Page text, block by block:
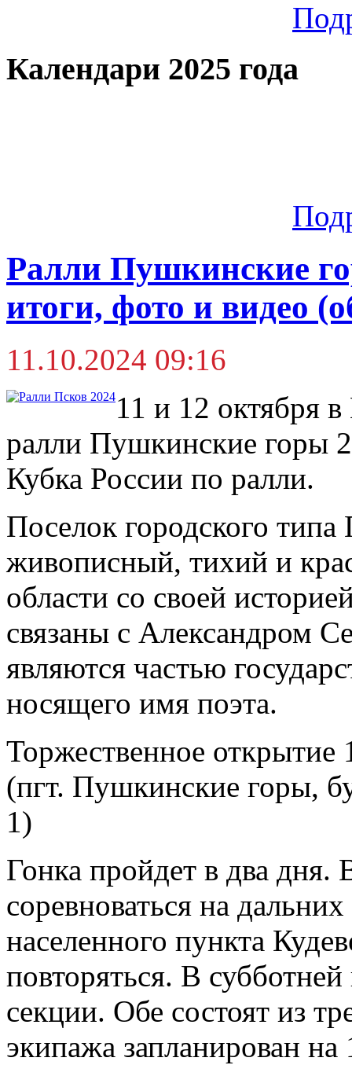
Календари 2025 года
Ралли Пушкинские
итоги, фото и видео
11.10.2024 09:16
11 и 12 октября
ралли Пушкинские горы
Кубка России по ралли.
Поселок городского
живописный, тихий и
области со своей
связаны с Александром
являются частью
носящего имя поэта.
Торжественное открытие
(пгт. Пушкинские горы,
1)
Гонка пройдет в два дня.
соревноваться на
населенного пункта
повторяться. В
секции. Обе состоят из
экипажа запланирован